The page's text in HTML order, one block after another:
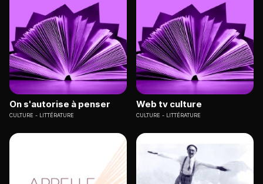
On s'autorise à penser
CULTURE LITTÉRATURE
Web tv culture
CULTURE LITTÉRATURE